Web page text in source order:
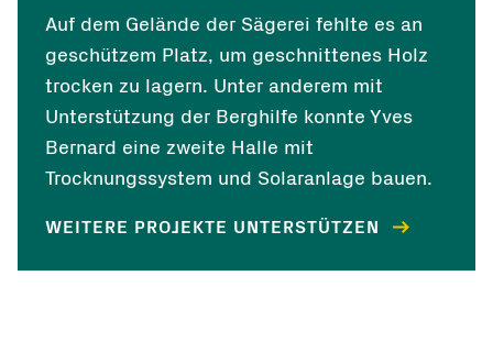
Auf dem Gelände der Sägerei fehlte es an
geschützem Platz, um geschnittenes Holz
trocken zu lagern. Unter anderem mit
Unterstützung der Berghilfe konnte Yves
Bernard eine zweite Halle mit
Trocknungssystem und Solaranlage bauen.
WEITERE PROJEKTE UNTERSTÜTZEN